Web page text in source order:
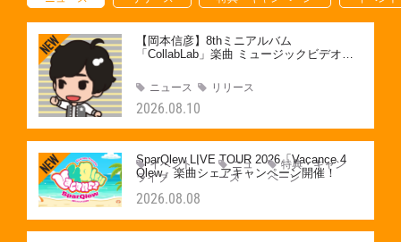
2026.08.10
【岡本信彦】8thミニアルバム
「CollabLab」楽曲 ミュージックビデオの
集！ニュース リリース
2026.08.08
SparQlew LIVE TOUR 2026「Vacance 4
Qlew」楽曲シェアキャンペーン開催！
イベント・
ライブ
ニュ
ース
特典・キャン
ペーン